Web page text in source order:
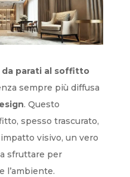
parati al soffitto
sempre più diffusa
. Questo
spesso trascurato,
visivo, un vero
sfruttare per
l’ambiente.